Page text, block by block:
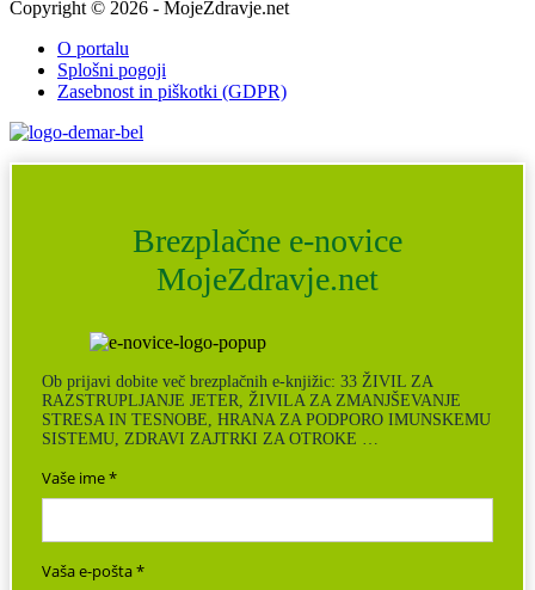
Copyright © 2026 - MojeZdravje.net
O portalu
Splošni pogoji
Zasebnost in piškotki (GDPR)
Brezplačne e-novice
MojeZdravje.net
Ob prijavi dobite več brezplačnih e-knjižic: 33 ŽIVIL ZA
RAZSTRUPLJANJE JETER, ŽIVILA ZA ZMANJŠEVANJE
STRESA IN TESNOBE, HRANA ZA PODPORO IMUNSKEMU
SISTEMU, ZDRAVI ZAJTRKI ZA OTROKE …
Vaše ime
Vaša e-pošta